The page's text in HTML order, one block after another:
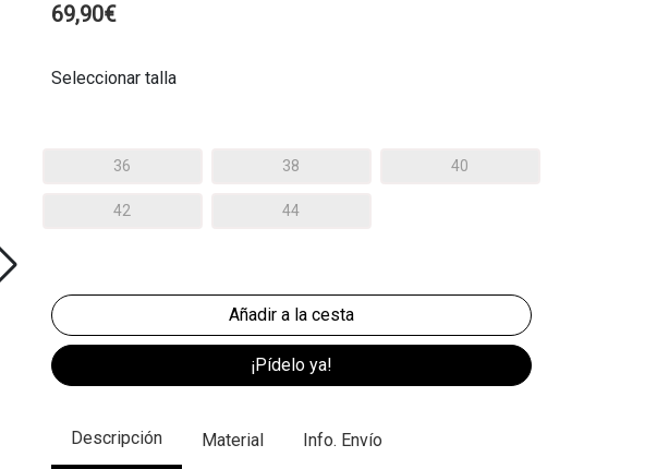
69,90€
Seleccionar talla
36 38 40
42 44
¡Pídelo ya!
Descripción Material Info. Envío